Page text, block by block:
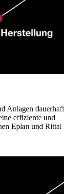
Anlagen dauerhaft
effiziente und
Eplan und Rittal